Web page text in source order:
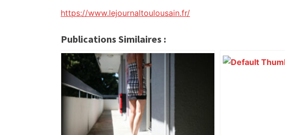
https://www.lejournaltoulousain.fr/
Publications Similaires :